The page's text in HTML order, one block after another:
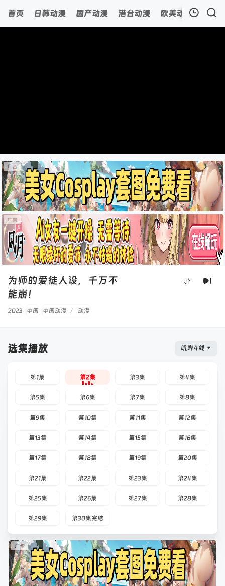
首页 日韩动漫 国产动漫 港台动漫 欧美动漫 动漫
为师的爱徒人设，千万不
能崩！
2023 中国 中国动漫 / 动漫
选集播放 叽哔4线
第1集 第2集 第3集 第4集
第5集 第6集 第7集 第8集
第9集 第10集 第11集 第12集
第13集 第14集 第15集 第16集
第17集 第18集 第19集 第20集
第21集 第22集 第23集 第24集
第25集 第26集 第27集 第28集
第29集 第30集完结